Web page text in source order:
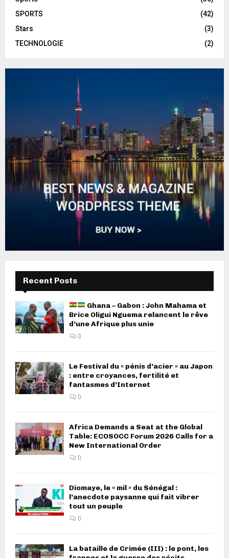
SPORTS
(42)
Stars
(3)
TECHNOLOGIE
(2)
Recent Posts
Ghana – Gabon : John Mahama et
Brice Oligui Nguema relancent le rêve
d’une Afrique plus unie
0
Le Festival du « pénis d’acier » au Japon
: entre croyances, fertilité et
fantasmes d’Internet
0
Africa Demands a Seat at the Global
Table: ECOSOCC Forum 2026 Calls for a
New International Order
0
Diomaye, le « mil » du Sénégal :
l’anecdote paysanne qui fait vibrer
tout un peuple
0
La bataille de Crimée (III) : le pont, les